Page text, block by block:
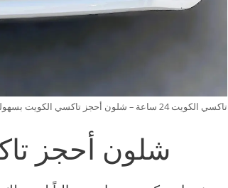
تاكسي الكويت 24 ساعة – شلون أحجز تاكسي الكويت بسهولة
شلون أحجز